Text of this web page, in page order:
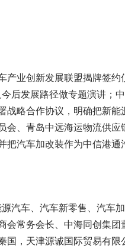
业创新发展联盟揭牌签约
后发展路径做专题演讲；
战略合作协议，明确把新
会、青岛中远海运物流供
把汽车加改装作为中信港通
车、汽车新零售、汽车加
会常务会长、中海同创集
国，天津源诚国际贸易有